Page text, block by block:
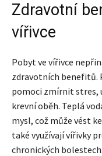
Zdravotní
vířivce
Pobyt ve vířivce
zdravotních benefitů.
pomoci zmírnit stres,
krevní oběh. Teplá
mysl, což může vést
také využívají vířivky
chronických